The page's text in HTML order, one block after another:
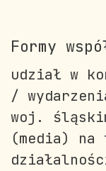
Formy
udział w
/
woj.
(media) na